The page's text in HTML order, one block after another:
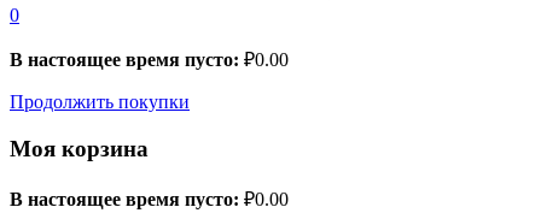
0
В настоящее время пусто: ₽0.00
Продолжить покупки
Моя корзина
В настоящее время пусто: ₽0.00